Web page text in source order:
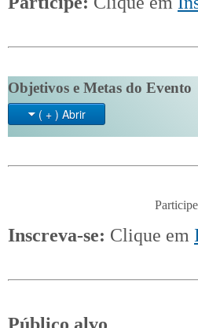
Objetivos e Metas do Evento
( + ) Abrir
Participe
Inscreva-se: Clique em